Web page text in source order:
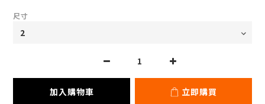
尺寸
加入購物車 立即購買